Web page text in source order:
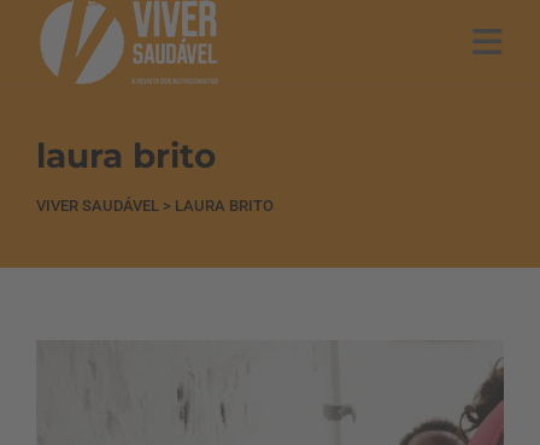
laura brito
VIVER SAUDÁVEL > LAURA BRITO